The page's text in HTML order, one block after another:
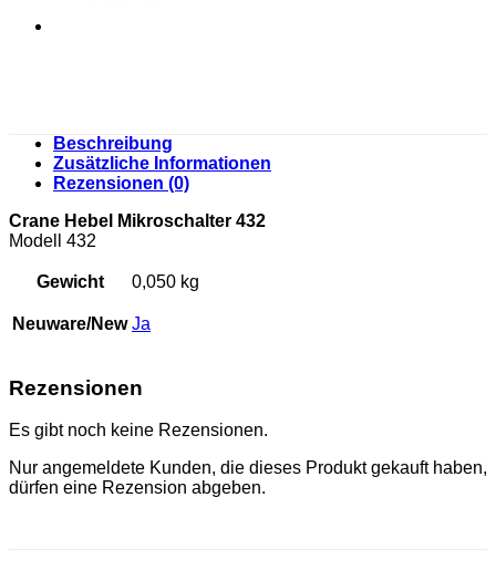
Beschreibung
Zusätzliche Informationen
Rezensionen (0)
Crane Hebel Mikroschalter 432
Modell 432
Gewicht 0,050 kg
Neuware/New Ja
Rezensionen
Es gibt noch keine Rezensionen.
Nur angemeldete Kunden, die dieses Produkt gekauft haben,
dürfen eine Rezension abgeben.